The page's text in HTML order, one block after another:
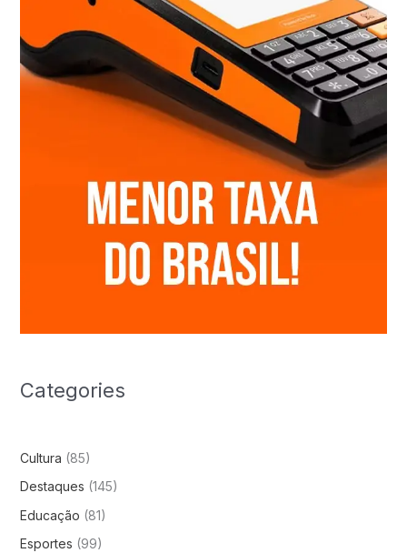
Categories
Cultura (85)
Destaques (145)
Educação (81)
Esportes (99)